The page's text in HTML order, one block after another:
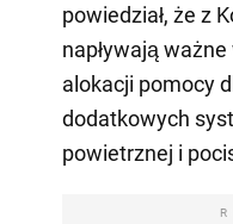
powiedział, że z
napływają
alokacji pomocy
dodatkowych
powietrznej i